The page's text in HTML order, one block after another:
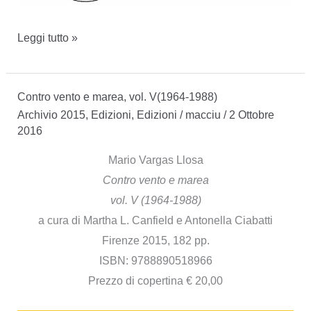
L’uomo
guanto
–
Storie
shakespeariane
Leggi tutto »
Contro vento e marea, vol. V(1964-1988)
Archivio 2015, Edizioni, Edizioni / macciu / 2 Ottobre
2016
Mario Vargas Llosa
Contro vento e marea
vol. V (1964-1988)
a cura di Martha L. Canfield e Antonella Ciabatti
Firenze 2015, 182 pp.
ISBN: 9788890518966
Prezzo di copertina € 20,00